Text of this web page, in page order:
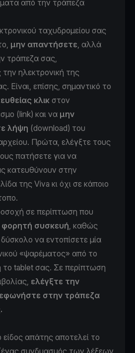
από την τράπεζα
ταχυδρομείου σας
μην απαντήσετε, αλλά
τράπεζα σας,
ηλεκτρονική της
Είναι, επίσης, σημαντικό το
κλικ στον
(link) και να μην
λήψη (download) του
Πρώτα, ελέγξτε τους
πατήσετε για να
κατευθύνουν στην
της Viva κι όχι σε κάποιο
σε περίπτωση που
φορητή συσκευή, καθώς
δύσκολο να εντοπίσετε μία
«ψαρέματος» από το
το tablet σας. Σε περίπτωση
ελέγξτε την
στην τράπεζα
απάτης αποτελεί το